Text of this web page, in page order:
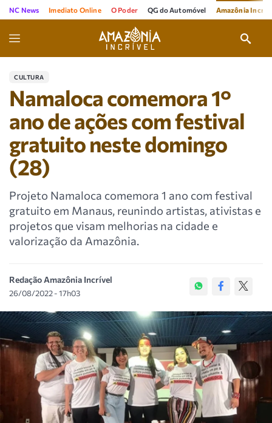
NC News Imediato Online O Poder QG do Automóvel Amazônia
CULTURA
Namaloca comemora 1°
ano de ações com festival
gratuito neste domingo
(28)
Projeto Namaloca comemora 1 ano com festival
gratuito em Manaus, reunindo artistas, ativistas e
projetos que visam melhorias na cidade e
valorização da Amazônia.
Redação Amazônia Incrível
26/08/2022 - 17h03